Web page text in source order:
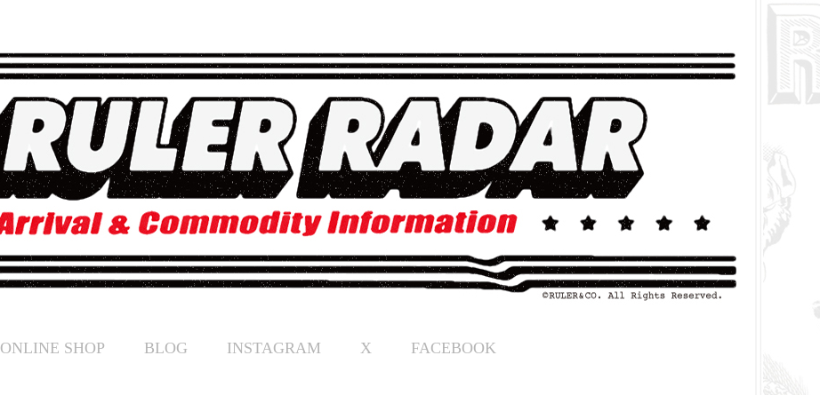
ONLINE SHOP BLOG INSTAGRAM X FACEBOOK